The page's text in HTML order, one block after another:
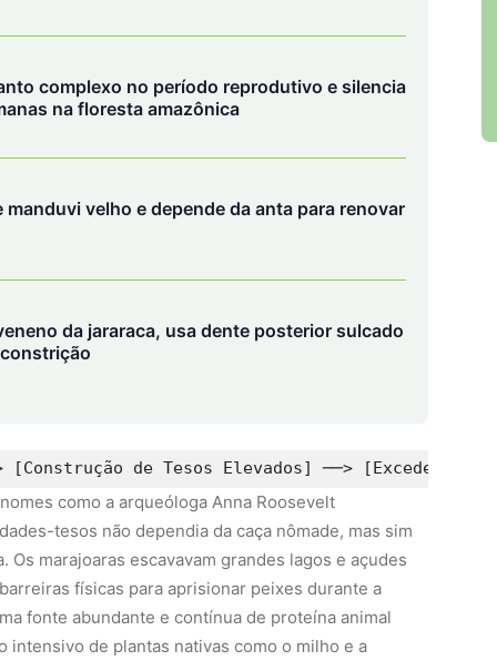
complexo no período reprodutivo e silencia
na floresta amazônica
velho e depende da anta para renovar
da jararaca, usa dente posterior sulcado
como a arqueóloga Anna Roosevelt
tesos não dependia da caça nômade, mas sim
marajoaras escavavam grandes lagos e açudes
físicas para aprisionar peixes durante a
fonte abundante e contínua de proteína animal
intensivo de plantas nativas como o milho e a